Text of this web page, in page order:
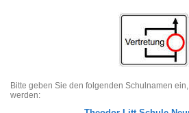
Bitte geben Sie den folgenden Schulnamen
werden: